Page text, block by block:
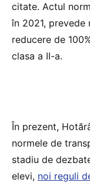
citate. Actul
în 2021, prevede
reducere de
clasa a II-a.
În prezent,
normele de
stadiu de
elevi, noi reguli